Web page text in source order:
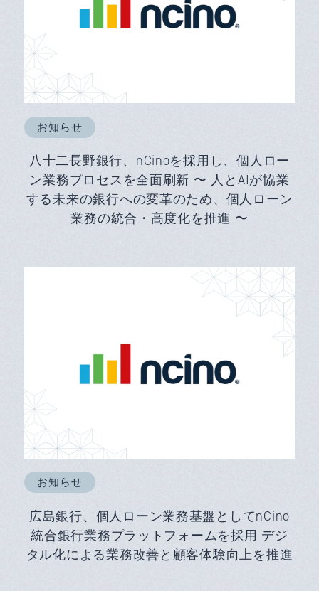
お知らせ
八十二長野銀行、nCinoを採用し、個人ロー
ン業務プロセスを全面刷新 〜 人とAIが協業
する未来の銀行への変革のため、個人ローン
業務の統合・高度化を推進 〜
お知らせ
広島銀行、個人ローン業務基盤としてnCino
統合銀行業務プラットフォームを採用 デジ
タル化による業務改善と顧客体験向上を推進